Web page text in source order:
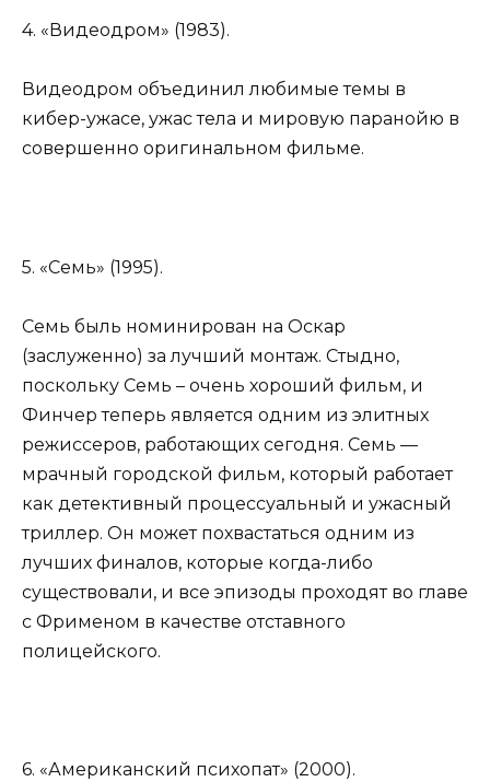
4. «Видеодром» (1983).
Видеодром объединил любимые темы в
кибер-ужасе, ужас тела и мировую паранойю в
совершенно оригинальном фильме.
5. «Семь» (1995).
Семь быль номинирован на Оскар
(заслуженно) за лучший монтаж. Стыдно,
поскольку Семь – очень хороший фильм, и
Финчер теперь является одним из элитных
режиссеров, работающих сегодня. Семь —
мрачный городской фильм, который работает
как детективный процессуальный и ужасный
триллер. Он может похвастаться одним из
лучших финалов, которые когда-либо
существовали, и все эпизоды проходят во главе
с Фрименом в качестве отставного
полицейского.
6. «Американский психопат» (2000).